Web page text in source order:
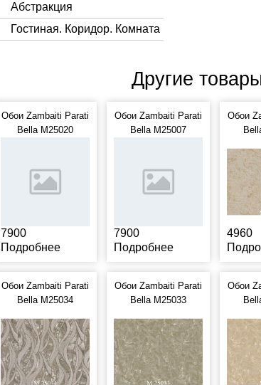
Абстракция
Гостиная. Коридор. Комната
Другие
Обои Zambaiti Parati
Bella M25020
7900
Подробнее
Обои Zambaiti Parati
Bella M25007
7900
Подробнее
Обои
4960
Обои Zambaiti Parati
Bella M25034
Обои Zambaiti Parati
Bella M25033
Обои